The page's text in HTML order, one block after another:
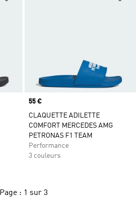
Prix
55 €
CLAQUETTE ADILETTE
COMFORT MERCEDES AMG
PETRONAS F1 TEAM
Performance
3 couleurs
Page : 1 sur 3